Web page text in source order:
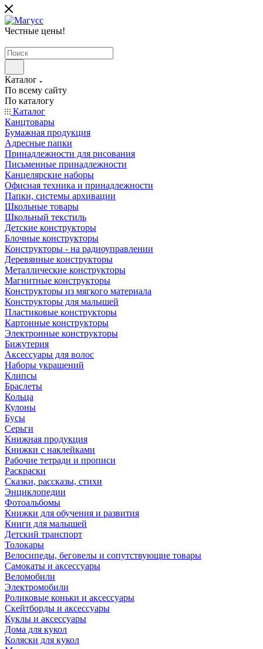
Честные цены!
Каталог
По всему сайту
По каталогу
Каталог
Канцтовары
Бумажная продукция
Адресные папки
Принадлежности для рисования
Письменные принадлежности
Канцелярские наборы
Офисная техника и принадлежности
Папки, системы архивации
Школьные товары
Школьный текстиль
Детские конструкторы
Блочные конструкторы
Конструкторы - на радиоуправлении
Деревянные конструкторы
Металлические конструкторы
Магнитные конструкторы
Конструкторы из мягкого материала
Конструкторы для малышей
Пластиковые конструкторы
Картонные конструкторы
Электронные конструкторы
Бижутерия
Аксессуары для волос
Наборы украшений
Клипсы
Браслеты
Кольца
Кулоны
Бусы
Серьги
Книжная продукция
Книжки с наклейками
Рабочие тетради и прописи
Раскраски
Сказки, рассказы, стихи
Энциклопедии
Фотоальбомы
Книжки для обучения и развития
Книги для малышей
Детский транспорт
Толокары
Велосипеды, беговелы и сопутствующие товары
Самокаты и аксессуары
Веломобили
Электромобили
Роликовые коньки и аксессуары
Скейтборды и аксессуары
Куклы и аксессуары
Дома для кукол
Коляски для кукол